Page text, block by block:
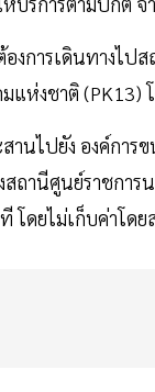
งการเดินทางไป
แห่งชาติ (PK13)
านไปยัง องค์การ
สถานีศูนย์ราชกา
โดยไม่เก็บค่าโดย